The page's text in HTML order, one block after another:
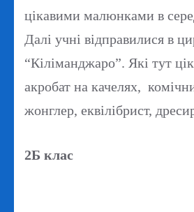
цікавими малюнками в
Далі учні відправилися в
“Кіліманджаро”. Які тут
акробат на качелях,
жонглер, еквілібрист,
2Б клас